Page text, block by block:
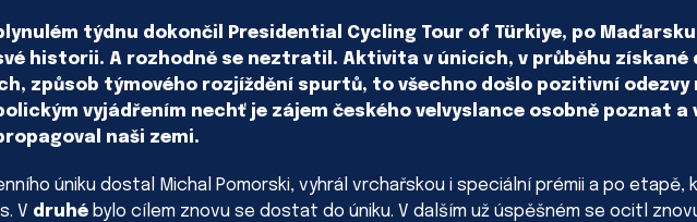
týdnu dokončil Presidential Cycling Tour of Türkiye, po
historii. A rozhodně se neztratil. Aktivita v únicích, v průběhu
způsob týmového rozjíždění spurtů, to všechno došlo pozitivní
vyjádřením nechť je zájem českého velvyslance osobně poznat
naši zemi.
úniku dostal Michal Pomorski, vyhrál vrchařskou i speciální prémii a po
V druhé bylo cílem znovu se dostat do úniku. V dalším už úspěšném se ocitl